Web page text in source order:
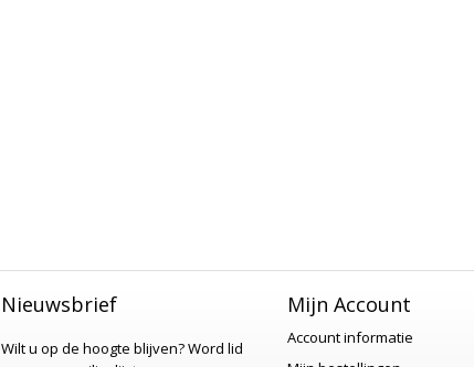
Nieuwsbrief
Wilt u op de hoogte blijven?Word lid
Mijn Account
Account informatie